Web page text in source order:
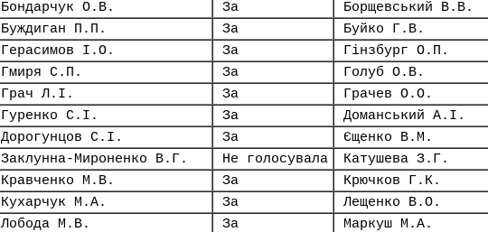
Бондарчук О.В.
За Борщевський В.В.
Буждиган П.П.
За Буйко Г.В.
Герасимов І.О.
За Гінзбург О.П.
Гмиря С.П.
За Голуб О.В.
Грач Л.І.
За Грачев О.О.
Гуренко С.І.
За Доманський А.І.
Дорогунцов С.І.
За Єщенко В.М.
Заклунна-Мироненко В.Г.
Не голосувала Катушева З.Г.
Кравченко М.В.
За Крючков Г.К.
Кухарчук М.А.
За Лещенко В.О.
Лобода М.В.
За Маркуш М.А.